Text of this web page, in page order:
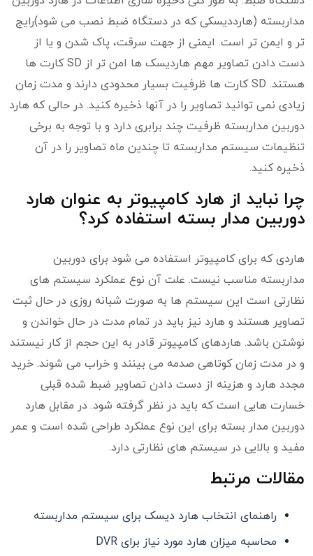
مداربسته (هارددیسکی که در دستگاه ضبط نصب می شود)رایج
تر و ایمن تر است. ایمنی از جهت سرقت، پاک شدن و یا از
دست دادن تصاویر مهم هاردیسک ها امن تر از SD کارت ها
هستند. SD کارت ها ظرفیت بسیار محدودی دارند و مدت زمان
زیادی نمی توانید تصاویر را در آنها ذخیره کنید. در حالی که هارد
دوربین مداربسته ظرفیت چند برابری دارد و با توجه به برخی
تنظیمات سیستم مداربسته تا چندین ماه تصاویر را در آن
ذخیره کنید.
چرا نباید از هارد کامپیوتر به عنوان هارد
دوربین مدار بسته استفاده کرد؟
هاردی که برای کامپیوتر استفاده می شود برای دوربین
مداربسته مناسب نیست. علت آن نوع عملکرد سیستم های
نظارتی است این سیستم ها به صورت شبانه روزی در حال ثبت
تصاویر هستند و هارد نیز باید در تمام مدت در حال خواندن و
نوشتن باشد. هاردهای کامپیوتر قادر به این حجم از کار نیستند
و در مدت زمان کوتاهی صدمه می بینند و خراب می شوند. خرید
مجدد هارد و هزینه از دست دادن تصاویر ضبط شده قبلی
خسارت هایی است که باید در نظر گرفته شود. در مقابل هارد
دوربین مدار بسته برای این نوع عملکرد طراحی شده است و عمر
مفید و بالایی در سیستم های نظارتی دارد.
مقالات مرتبط
راهنمای انتخاب هارد دیسک برای سیستم مداربسته
محاسبه میزان هارد مورد نیاز برای DVR